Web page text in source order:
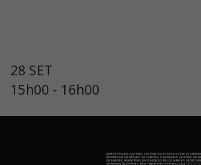
28 SET
15h00 - 16h00